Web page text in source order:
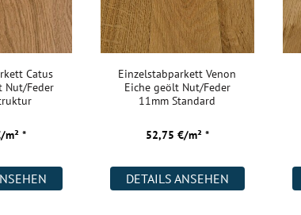
Catus
Nut/Feder
m² *
Einzelstabparkett Venon
Eiche geölt Nut/Feder
11mm Standard
52,75 €/m² *
DETAILS ANSEHEN